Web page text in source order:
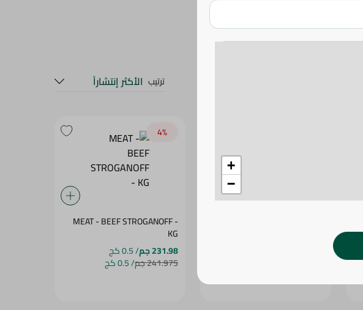
ترتيب الأكثر إنتشاراً
4‎%‎
MEAT - BEEF STROGANOFF -
KG
231.98 جم
/ 0.5 كج
241.975 جم / 0.5 كج
+
−